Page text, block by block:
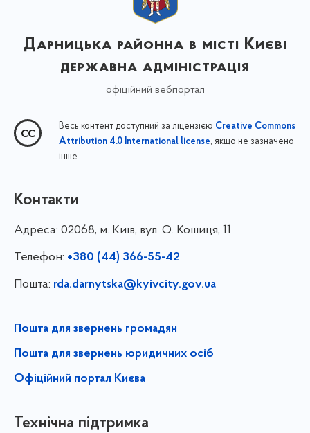
Дарницька районна в місті Києві
державна адміністрація
офіційний вебпортал
Весь контент доступний за ліцензією Creative Commons
Attribution 4.0 International license, якщо не зазначено
інше
Контакти
Адреса: 02068, м. Київ, вул. О. Кошиця, 11
Телефон: +380 (44) 366-55-42
Пошта: rda.darnytska@kyivcity.gov.ua
Пошта для звернень громадян
Пошта для звернень юридичних осіб
Офіційний портал Києва
Технічна підтримка